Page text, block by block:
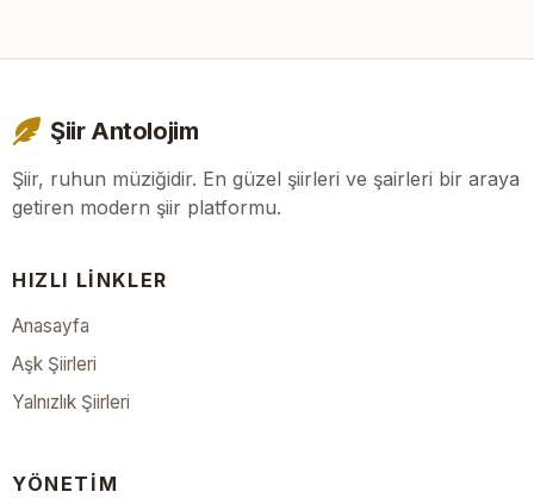
Şiir Antolojim
Şiir, ruhun müziğidir. En güzel şiirleri ve şairleri bir araya
getiren modern şiir platformu.
HIZLI LINKLER
Anasayfa
Aşk Şiirleri
Yalnızlık Şiirleri
YÖNETIM